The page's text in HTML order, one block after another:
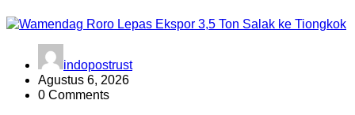
indopostrust
Agustus 6, 2026
0 Comments